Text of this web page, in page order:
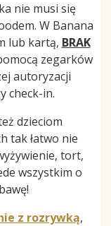
nie musi się
W Banana
lub kartą, BRAK
zegarków
autoryzacji
check-in.
dzieciom
tak łatwo nie
tort,
wszystkim o
z rozrywką,